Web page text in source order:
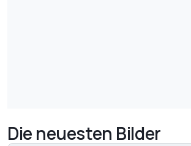
Die neuesten Bilder